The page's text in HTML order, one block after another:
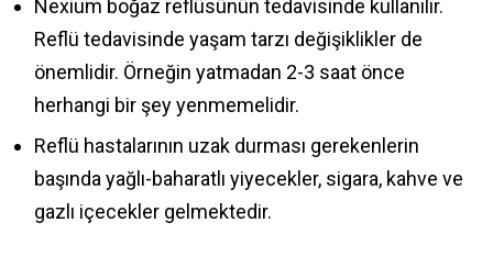
Nexium boğaz reflüsünün tedavisinde kullanılır.
Reflü tedavisinde yaşam tarzı değişiklikler de
önemlidir. Örneğin yatmadan 2-3 saat önce
herhangi bir şey yenmemelidir.
Reflü hastalarının uzak durması gerekenlerin
başında yağlı-baharatlı yiyecekler, sigara, kahve ve
gazlı içecekler gelmektedir.